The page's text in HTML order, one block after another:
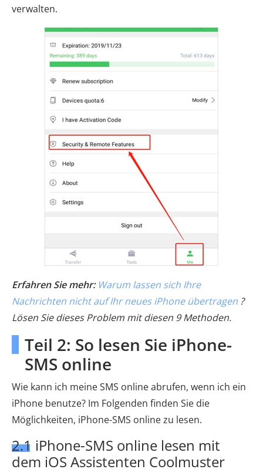
verwalten.
Erfahren Sie mehr: Warum lassen sich Ihre
Nachrichten nicht auf Ihr neues iPhone übertragen ?
Lösen Sie dieses Problem mit diesen 9 Methoden.
Teil 2: So lesen Sie iPhone-
SMS online
Wie kann ich meine SMS online abrufen, wenn ich ein
iPhone benutze? Im Folgenden finden Sie die
Möglichkeiten, iPhone-SMS online zu lesen.
2.1 iPhone-SMS online lesen mit
dem iOS Assistenten Coolmuster